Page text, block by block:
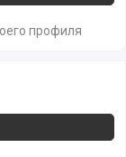
профиля